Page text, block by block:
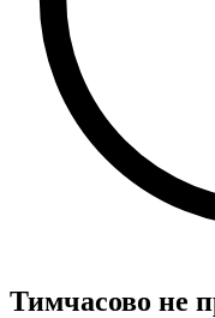
Тимчасово не